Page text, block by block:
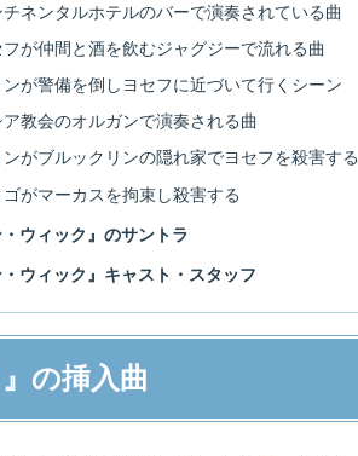
チネンタルホテルのバーで演奏されている曲
フが仲間と酒を飲むジャグジーで流れる曲
ンが警備を倒しヨセフに近づいて行くシーン
ア教会のオルガンで演奏される曲
ンがブルックリンの隠れ家でヨセフを殺害する
ゴがマーカスを拘束し殺害する
・ウィック』のサントラ
・ウィック』キャスト・スタッフ
の挿入曲